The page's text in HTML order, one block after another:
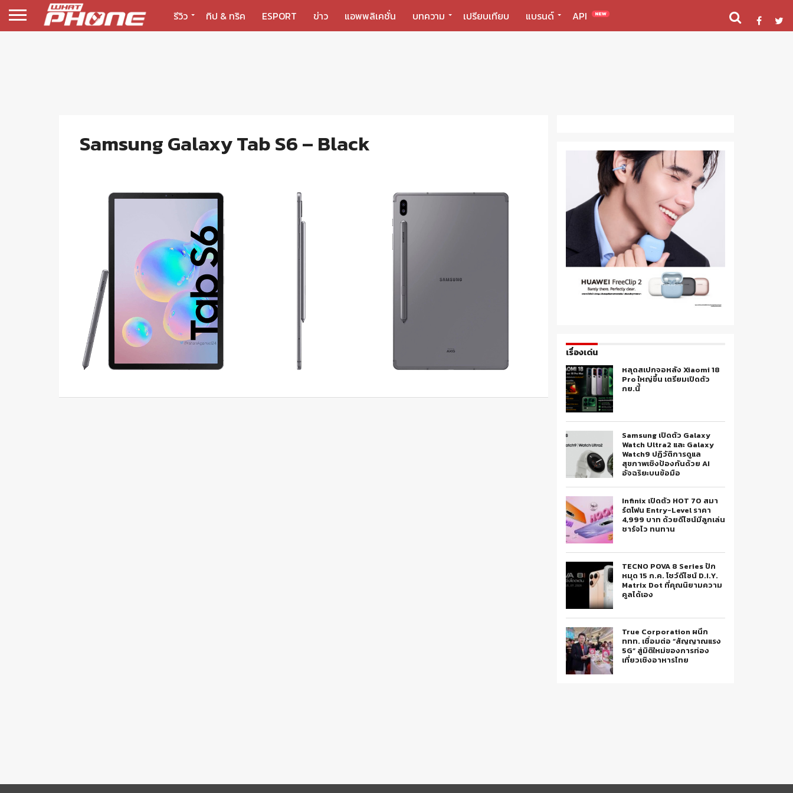
รีวิว ทิป & ทริค ESPORT ข่าว แอพพลิเคชั่น บทความ เปรียบเทียบ แบรนด์ API NEW
Samsung Galaxy Tab S6 – Black
เรื่องเด่น
หลุดสเปกจอหลัง Xiaomi 18
Pro ใหญ่ขึ้น เตรียมเปิดตัว
กย.นี้
Samsung เปิดตัว Galaxy
Watch Ultra2 และ Galaxy
Watch9 ปฏิวัติการดูแล
สุขภาพเชิงป้องกันด้วย AI
อัจฉริยะบนข้อมือ
Infinix เปิดตัว HOT 70 สมา
ร์ตโฟน Entry-Level ราคา
4,999 บาท ด้วยดีไซน์มีลูกเล่น
ชาร์จไว ทนทาน
TECNO POVA 8 Series ปัก
หมุด 15 ก.ค. โชว์ดีไซน์ D.I.Y.
Matrix Dot ที่คุณนิยามความ
คูลได้เอง
True Corporation ผนึก
ททท. เชื่อมต่อ “สัญญาณแรง
5G” สู่มิติใหม่ของการท่อง
เที่ยวเชิงอาหารไทย